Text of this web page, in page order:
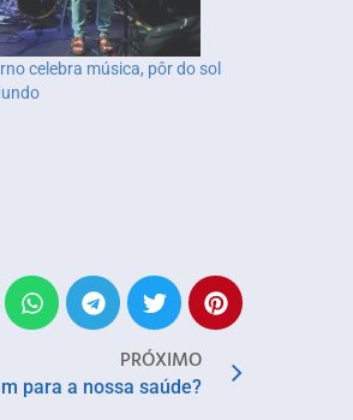
celebra música, pôr do sol
PRÓXIMO
para a nossa saúde?